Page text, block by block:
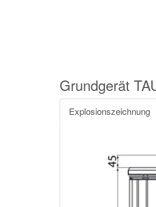
Grundgerät
Explosionszeichnung